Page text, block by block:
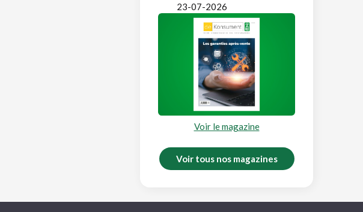
23-07-2026
Voir le magazine
Voir tous nos magazines